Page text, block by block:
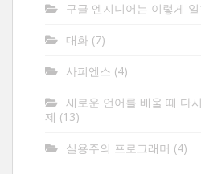
구글 엔지니어는 이렇게
대화 (7)
사피엔스 (4)
새로운 언어를 배울 때 다
제 (13)
실용주의 프로그래머 (4)